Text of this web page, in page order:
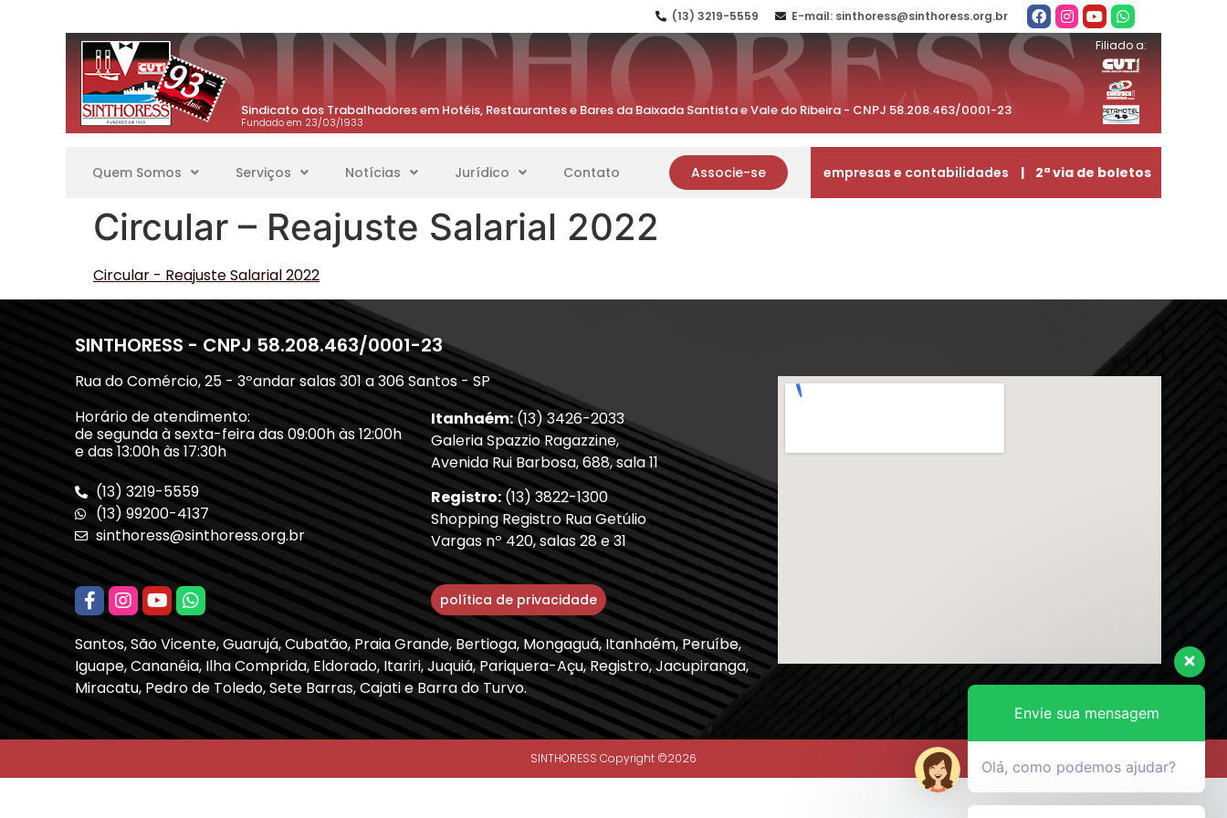
(13) 3219-5559 E-mail: sinthoress@sinthoress.org.br
Sindicato dos Trabalhadores em Hotéis, Restaurantes e Bares da Baixada Santista e Vale do Ribeira - CNPJ 58.208.463/0001-23
Fundado em 23/03/1933
Filiado a:
Quem Somos Serviços Notícias Jurídico Contato Associe-se empresas e contabilidades | 2ª via de boletos
Circular – Reajuste Salarial 2022
Circular - Reajuste Salarial 2022
SINTHORESS - CNPJ 58.208.463/0001-23
Rua do Comércio, 25 - 3ºandar salas 301 a 306 Santos - SP
Horário de atendimento:
de segunda à sexta-feira das 09:00h às 12:00h
e das 13:00h às 17:30h
(13) 3219-5559
(13) 99200-4137
sinthoress@sinthoress.org.br
Itanhaém:(13) 3426-2033
Galeria Spazzio Ragazzine,
Avenida Rui Barbosa, 688, sala 11
Registro:(13) 3822-1300
Shopping Registro Rua Getúlio
Vargas nº 420, salas 28 e 31
política de privacidade
Santos, São Vicente, Guarujá, Cubatão, Praia Grande, Bertioga, Mongaguá, Itanhaém, Peruíbe,
Iguape, Cananéia, Ilha Comprida, Eldorado, Itariri, Juquiá, Pariquera-Açu, Registro, Jacupiranga,
Miracatu, Pedro de Toledo, Sete Barras, Cajati e Barra do Turvo.
SINTHORESS Copyright ©2026
Envie sua mensagem
Olá, como podemos ajudar?